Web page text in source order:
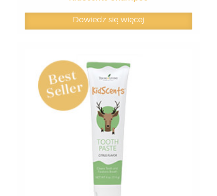
Dowiedz się więcej